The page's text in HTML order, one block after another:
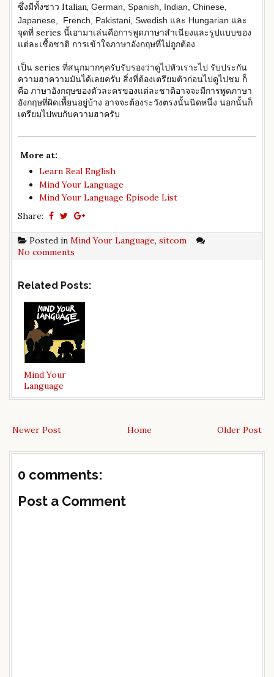
ซึ่งมีทั้งชาว Italian, German, Spanish, Indian, Chinese,
Japanese,
French, Pakistani, Swedish และ Hungarian และ
จุดที่ series นี้เอามาเล่นคือการพูดภาษาสำเนียงและรูปแบบของ
แต่ละเชื้อชาติ การเข้าใจภาษาอังกฤษที่ไม่ถูกต้อง
เป็น series ที่สนุกมากๆครับรับรองว่าดูไปหัวเราะไป รับประกัน
ความฮาความมันได้เลยครับ สิ่งที่ต้องเตรียมตัวก่อนไปดูไปชม ก็
คือ ภาษาอังกฤษของตัวละครของแต่ละชาติอาจจะมีการพูดภาษา
อังกฤษที่ผิดเพื้ยนอยู่บ้าง อาจจะต้องระวังตรงนั้นนิดหนึ่ง นอกนั้นก็
เตรียมไปพบกับความฮาครับ
​ More at:
Learn Real English
Mind Your Language
Mind Your Language Episode List
Share:
Posted in Mind Your Language, sitcom
No comments
Related Posts:
Mind Your
Language
Newer Post Older Post
Home
0 comments:
Post a Comment